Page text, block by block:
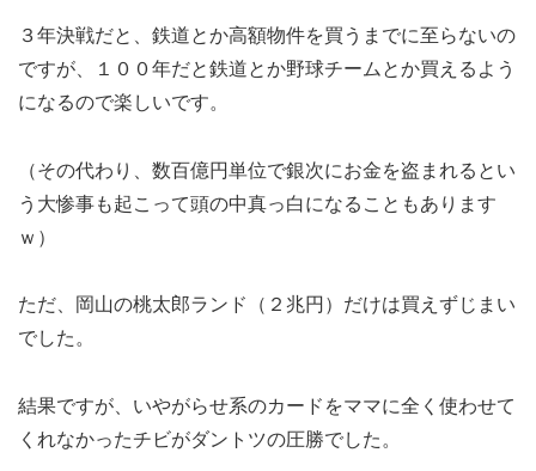
３年決戦だと、鉄道とか高額物件を買うまでに至らないの
ですが、１００年だと鉄道とか野球チームとか買えるよう
になるので楽しいです。
（その代わり、数百億円単位で銀次にお金を盗まれるとい
う大惨事も起こって頭の中真っ白になることもあります
ｗ）
ただ、岡山の桃太郎ランド（２兆円）だけは買えずじまい
でした。
結果ですが、いやがらせ系のカードをママに全く使わせて
くれなかったチビがダントツの圧勝でした。